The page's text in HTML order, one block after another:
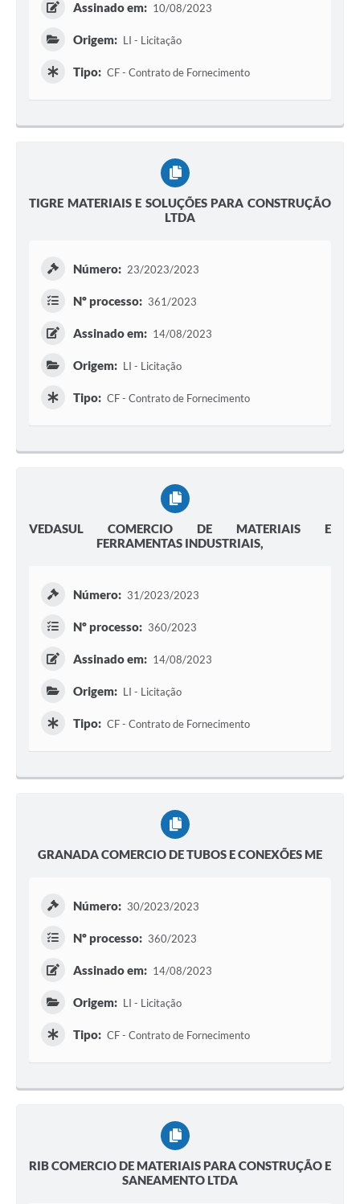
Assinado em: 10/08/2023
Origem: LI - Licitação
Tipo: CF - Contrato de Fornecimento
TIGRE MATERIAIS E SOLUÇÕES PARA CONSTRUÇÃO
LTDA
Número: 23/2023/2023
Nº processo: 361/2023
Assinado em: 14/08/2023
Origem: LI - Licitação
Tipo: CF - Contrato de Fornecimento
VEDASUL COMERCIO DE MATERIAIS E
FERRAMENTAS INDUSTRIAIS,
Número: 31/2023/2023
Nº processo: 360/2023
Assinado em: 14/08/2023
Origem: LI - Licitação
Tipo: CF - Contrato de Fornecimento
GRANADA COMERCIO DE TUBOS E CONEXÕES ME
Número: 30/2023/2023
Nº processo: 360/2023
Assinado em: 14/08/2023
Origem: LI - Licitação
Tipo: CF - Contrato de Fornecimento
RIB COMERCIO DE MATERIAIS PARA CONSTRUÇÃO E
SANEAMENTO LTDA